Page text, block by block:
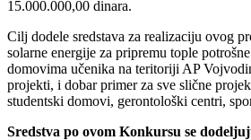
15.000.000,00 dinara.
Cilj dodele sredstava za realizaciju ovog
solarne energije za pripremu tople
domovima učenika na teritoriji AP
projekti, i dobar primer za sve slične
studentski domovi, gerontološki centri,
Sredstva po ovom Konkursu se